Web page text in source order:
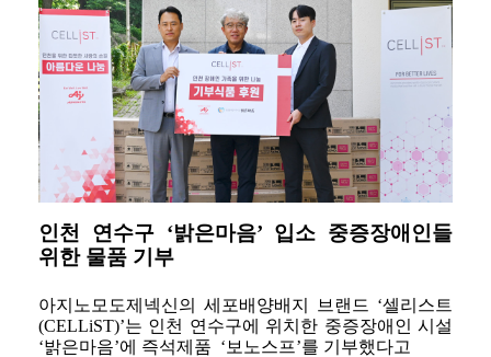
인천 연수구 ‘밝은마음’ 입소 중증장애인들
위한 물품 기부
아지노모도제넥신의 세포배양배지 브랜드 ‘셀리스트
(CELLiST)’는 인천 연수구에 위치한 중증장애인 시설
‘밝은마음’에 즉석제품 ‘보노스프’를 기부했다고